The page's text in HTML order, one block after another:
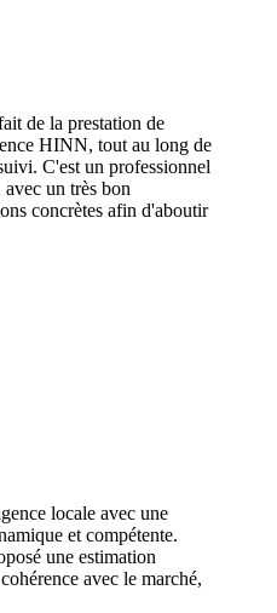
de la prestation de
HINN, tout au long de
C'est un professionnel
un très bon
concrètes afin d'aboutir
locale avec une
et compétente.
une estimation
avec le marché,